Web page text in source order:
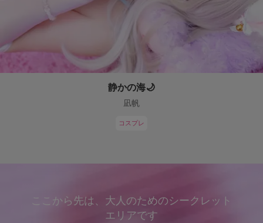
静かの海🌙
凪帆
コスプレ
ここから先は、大人のためのシークレット
エリアです